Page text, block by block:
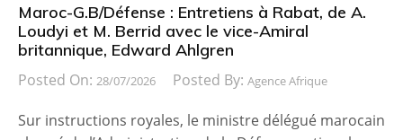
Maroc-G.B/Défense : Entretiens à Rabat, de A.
Loudyi et M. Berrid avec le vice-Amiral
britannique, Edward Ahlgren
Posted On: 28/07/2026 Posted By: Agence Afrique
Sur instructions royales, le ministre délégué marocain